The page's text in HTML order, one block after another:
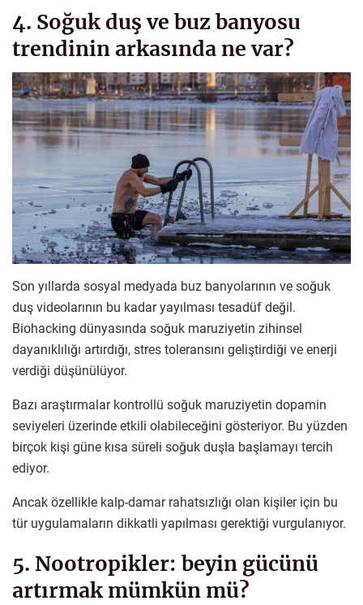
4. Soğuk duş ve buz banyosu
trendinin arkasında ne var?
Son yıllarda sosyal medyada buz banyolarının ve soğuk
duş videolarının bu kadar yayılması tesadüf değil.
Biohacking dünyasında soğuk maruziyetin zihinsel
dayanıklılığı artırdığı, stres toleransını geliştirdiği ve enerji
verdiği düşünülüyor.
Bazı araştırmalar kontrollü soğuk maruziyetin dopamin
seviyeleri üzerinde etkili olabileceğini gösteriyor. Bu yüzden
birçok kişi güne kısa süreli soğuk duşla başlamayı tercih
ediyor.
Ancak özellikle kalp-damar rahatsızlığı olan kişiler için bu
tür uygulamaların dikkatli yapılması gerektiği vurgulanıyor.
5. Nootropikler: beyin gücünü
artırmak mümkün mü?